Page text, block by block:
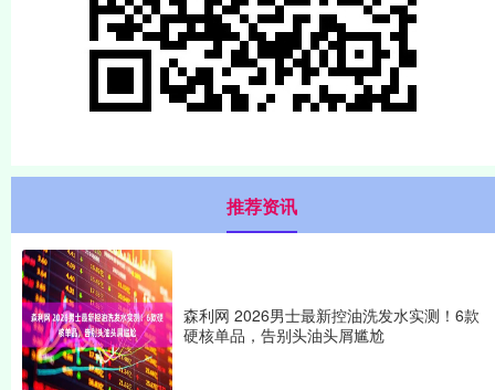
推荐资讯
森利网 2026男士最新控油洗发水实测！6款
硬核单品，告别头油头屑尴尬